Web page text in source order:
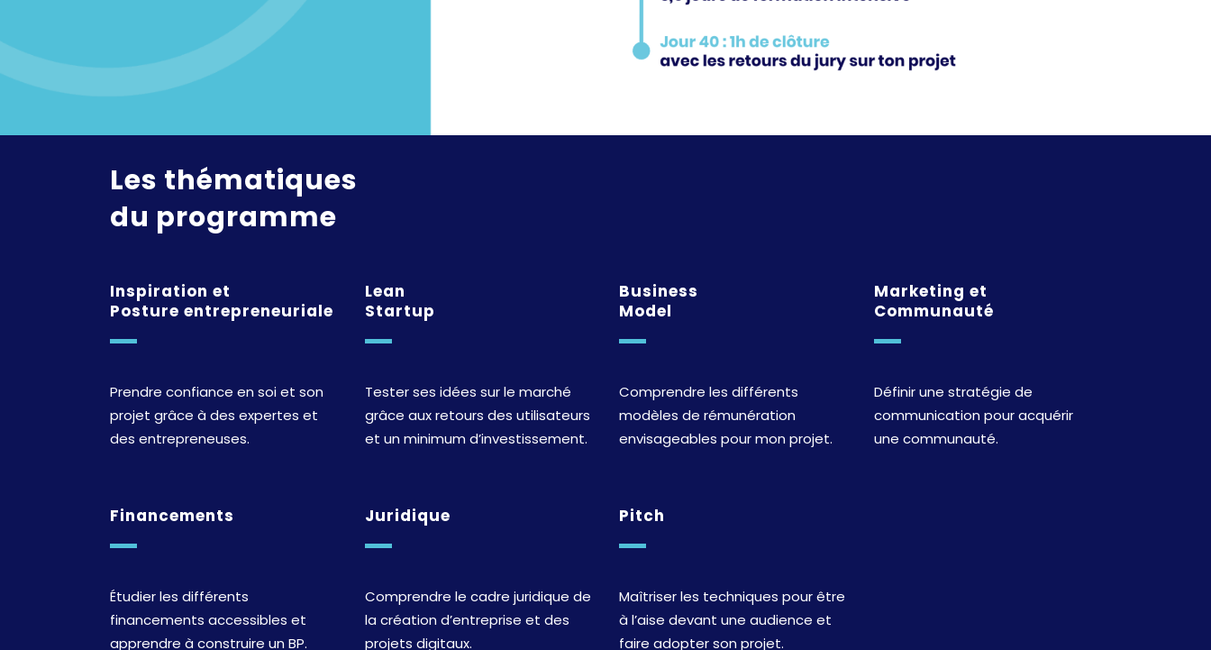
Les thématiques
du programme
Inspiration et
Posture entrepreneuriale
Prendre confiance en soi et son
projet grâce à des expertes et
des entrepreneuses.
Lean
Startup
Tester ses idées sur le marché
grâce aux retours des utilisateurs
et un minimum d’investissement.
Business
Model
Comprendre les différents
modèles de rémunération
envisageables pour mon projet.
Marketing et
Communauté
Définir une stratégie de
communication pour acquérir
une communauté.
Financements
Étudier les différents
financements accessibles et
apprendre à construire un BP.
Juridique
Comprendre le cadre juridique de
la création d’entreprise et des
projets digitaux.
Pitch
Maîtriser les techniques pour être
à l’aise devant une audience et
faire adopter son projet.